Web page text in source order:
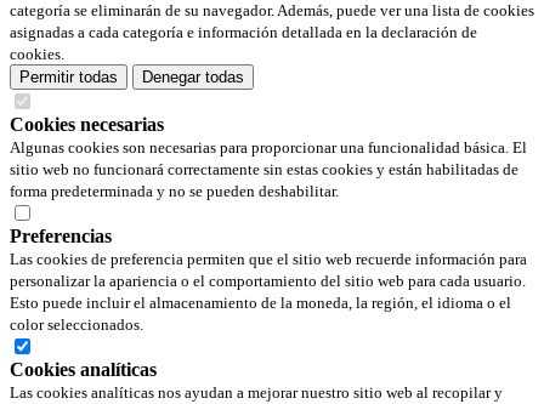
categoría se eliminarán de su navegador. Además, puede ver una lista de cookies
asignadas a cada categoría e información detallada en la declaración de
cookies.
Permitir todas
Denegar todas
Cookies necesarias
Algunas cookies son necesarias para proporcionar una funcionalidad básica. El
sitio web no funcionará correctamente sin estas cookies y están habilitadas de
forma predeterminada y no se pueden deshabilitar.
Preferencias
Las cookies de preferencia permiten que el sitio web recuerde información para
personalizar la apariencia o el comportamiento del sitio web para cada usuario.
Esto puede incluir el almacenamiento de la moneda, la región, el idioma o el
color seleccionados.
Cookies analíticas
Las cookies analíticas nos ayudan a mejorar nuestro sitio web al recopilar y